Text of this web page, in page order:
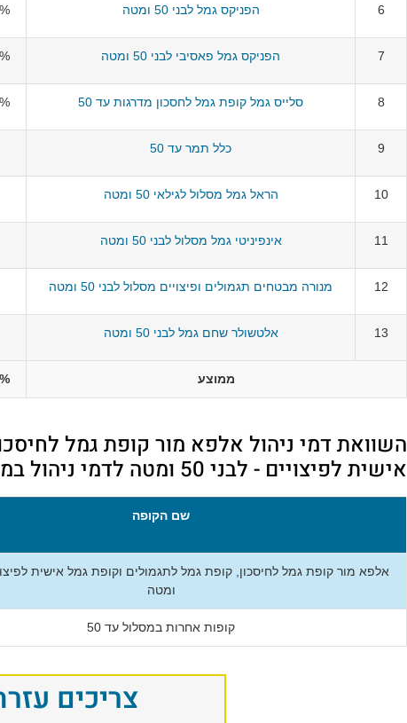
6 הפניקס גמל לבני 50 ומטה
7 הפניקס גמל פאסיבי לבני 50 ומטה
8 סלייס גמל קופת גמל לחסכון מדרגות עד 50
9 כלל תמר עד 50
10 הראל גמל מסלול לגילאי 50 ומטה
11 אינפיניטי גמל מסלול לבני 50 ומטה
12 מנורה מבטחים תגמולים ופיצויים מסלול לבני 50 ומטה
13 אלטשולר שחם גמל לבני 50 ומטה
ממוצע
השוואת דמי ניהול אלפא מור קופת גמל
אישית לפיצויים - לבני 50 ומטה לדמי ניהול במסלול עד 50
שם הקופה
ומטה
קופות אחרות במסלול עד 50
צריכים